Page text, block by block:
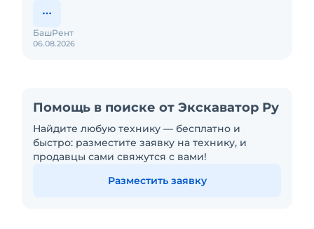
06.08.2026
БашРент
Помощь в поиске от Экскаватор Ру
Найдите любую технику — бесплатно и
быстро: разместите заявку на технику, и
продавцы сами свяжутся с вами!
Разместить заявку